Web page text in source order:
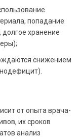
попадание
хранение
снижением
от опыта врача-
их сроков
анализ